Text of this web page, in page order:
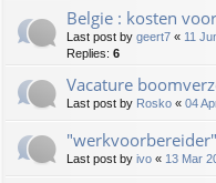
Belgie : kosten
Last post by geert7 « 11
Replies: 6
Vacature
Last post by Rosko « 04
"werkvoorbereider"
Last post by ivo « 13 Mar